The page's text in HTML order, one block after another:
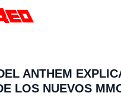
ANTHEM
LOS NUEVOS